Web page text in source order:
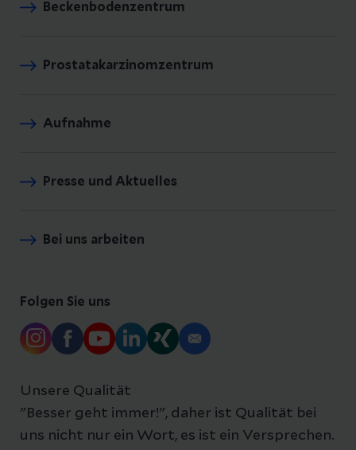
Beckenbodenzentrum
Prostatakarzinomzentrum
Aufnahme
Presse und Aktuelles
Bei uns arbeiten
Folgen Sie uns
Unsere Qualität
"Besser geht immer!", daher ist Qualität bei
uns nicht nur ein Wort, es ist ein Versprechen.